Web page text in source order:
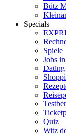
Bütz
Specials
Spiele
Jobs
Dating
Quiz
Witz